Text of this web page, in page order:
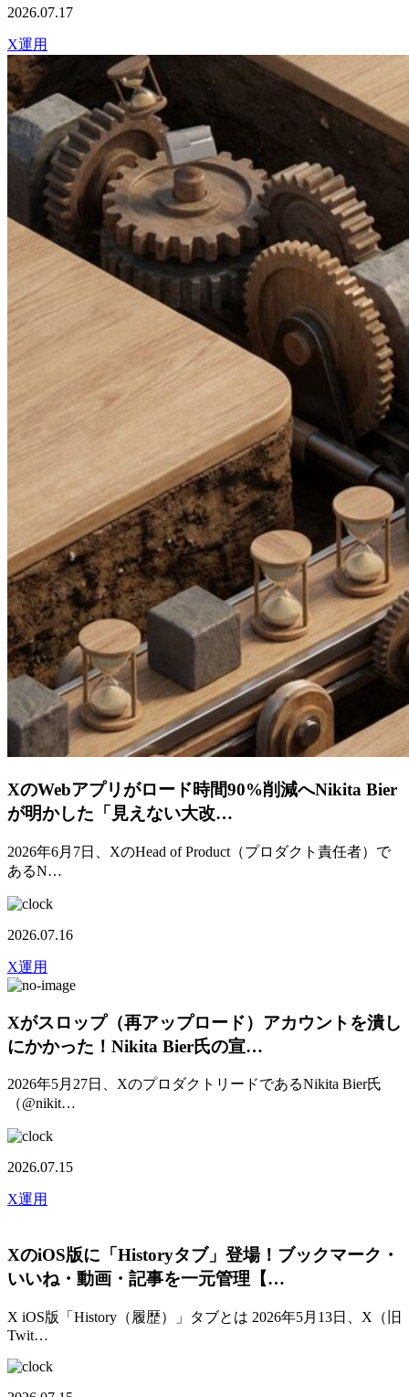
2026.07.17
X運用
XのWebアプリがロード時間90%削減へNikita Bier
が明かした「見えない大改…
2026年6月7日、XのHead of Product（プロダクト責任者）で
あるN…
2026.07.16
X運用
Xがスロップ（再アップロード）アカウントを潰し
にかかった！Nikita Bier氏の宣…
2026年5月27日、XのプロダクトリードであるNikita Bier氏
（@nikit…
2026.07.15
X運用
XのiOS版に「Historyタブ」登場！ブックマーク・
いいね・動画・記事を一元管理【…
X iOS版「History（履歴）」タブとは 2026年5月13日、X（旧
Twit…